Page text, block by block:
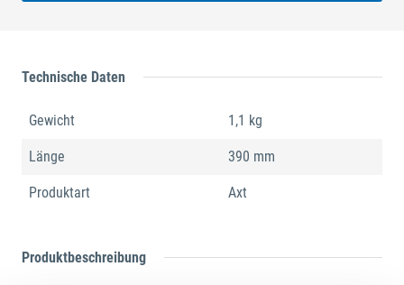
Technische Daten
Gewicht 1,1 kg
Länge 390 mm
Produktart Axt
Produktbeschreibung